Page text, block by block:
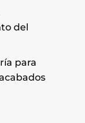
del
para